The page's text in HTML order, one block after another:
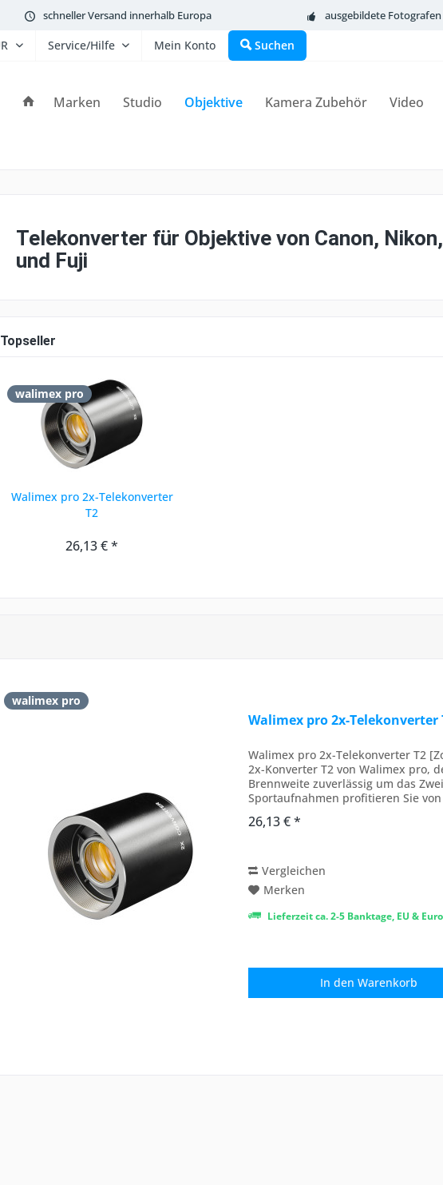
schneller Versand innerhalb Europa ausgebildete
Service/Hilfe Mein Konto Suchen
Marken Studio Objektive Kamera Zubehör Video
Telekonverter für Objektive von Canon,
und Fuji
Topseller
walimex pro
Walimex pro 2x-Telekonverter
T2
26,13 € *
walimex pro
Walimex pro 2x-Telekonverter
Walimex pro 2x-Telekonverter T2
2x-Konverter T2 von Walimex pro,
Brennweite zuverlässig um das
Sportaufnahmen profitieren Sie
26,13 € *
Vergleichen
Merken
Lieferzeit ca. 2-5 Banktage, EU &
In den Warenkorb